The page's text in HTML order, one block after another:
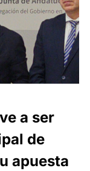
a ser
de
apuesta